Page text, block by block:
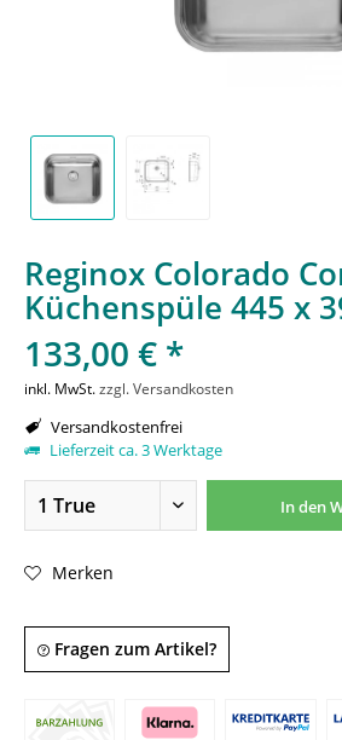
Reginox Colorado
Küchenspüle 445 x
133,00 € *
inkl. MwSt.zzgl. Versandkosten
Versandkostenfrei
Lieferzeit ca. 3 Werktage
In den
Merken
Fragen zum Artikel?